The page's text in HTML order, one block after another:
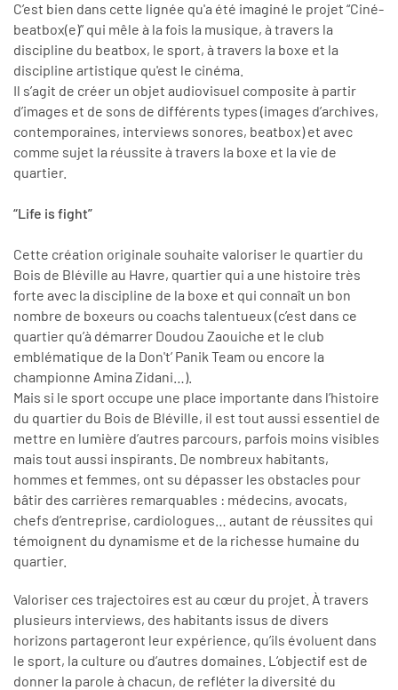
C’est bien dans cette lignée qu'a été imaginé le projet “Ciné-
beatbox(e)” qui mêle à la fois la musique, à travers la
discipline du beatbox, le sport, à travers la boxe et la
discipline artistique qu'est le cinéma.
Il s’agit de créer un objet audiovisuel composite à partir
d’images et de sons de différents types (images d’archives,
contemporaines, interviews sonores, beatbox) et avec
comme sujet la réussite à travers la boxe et la vie de
quartier.
“Life is fight”
Cette création originale souhaite valoriser le quartier du
Bois de Bléville au Havre, quartier qui a une histoire très
forte avec la discipline de la boxe et qui connaît un bon
nombre de boxeurs ou coachs talentueux (c’est dans ce
quartier qu’à démarrer Doudou Zaouiche et le club
emblématique de la Don't’ Panik Team ou encore la
championne Amina Zidani…).
Mais si le sport occupe une place importante dans l’histoire
du quartier du Bois de Bléville, il est tout aussi essentiel de
mettre en lumière d’autres parcours, parfois moins visibles
mais tout aussi inspirants. De nombreux habitants,
hommes et femmes, ont su dépasser les obstacles pour
bâtir des carrières remarquables : médecins, avocats,
chefs d’entreprise, cardiologues… autant de réussites qui
témoignent du dynamisme et de la richesse humaine du
quartier.
Valoriser ces trajectoires est au cœur du projet. À travers
plusieurs interviews, des habitants issus de divers
horizons partageront leur expérience, qu’ils évoluent dans
le sport, la culture ou d’autres domaines. L’objectif est de
donner la parole à chacun, de refléter la diversité du